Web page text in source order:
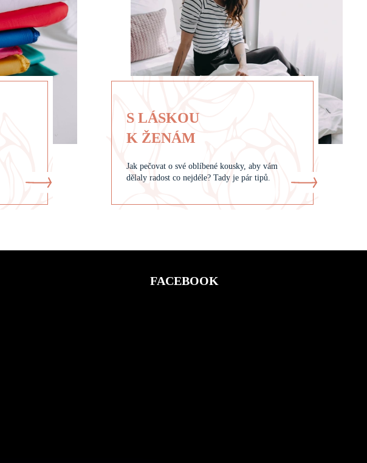
S LÁSKOU
K ŽENÁM
Jak pečovat o své oblíbené kousky, aby vám
dělaly radost co nejdéle? Tady je pár tipů.
FACEBOOK